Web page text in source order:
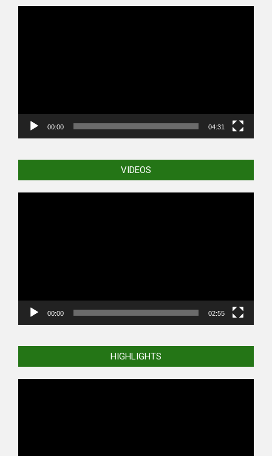
00:00 04:31
VIDEOS
00:00 02:55
HIGHLIGHTS